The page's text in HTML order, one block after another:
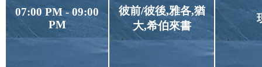
07:00 PM - 09:00
PM
彼前/彼後,雅各,猶
大,希伯來書